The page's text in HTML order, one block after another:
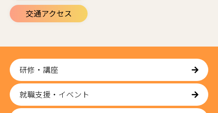
交通アクセス
研修・講座
就職支援・イベント